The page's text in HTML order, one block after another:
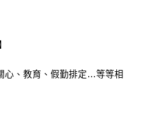
心、教育、假勤排定…等等相